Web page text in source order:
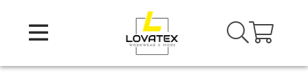
content